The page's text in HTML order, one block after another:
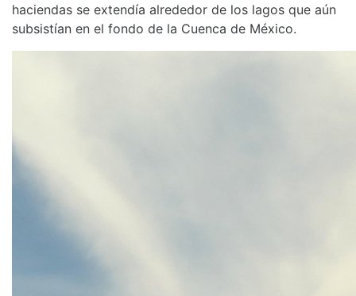
haciendas se extendía alrededor de los lagos que aún
subsistían en el fondo de la Cuenca de México.